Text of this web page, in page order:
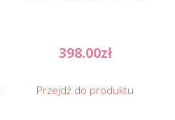
398.00zł
Przejdź do produktu